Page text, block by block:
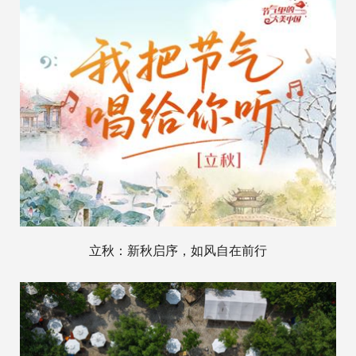
立秋：新秋启序，如风自在前行